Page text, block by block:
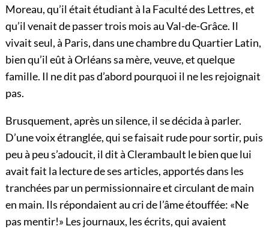
Moreau, qu’il était étudiant à la Faculté des Lettres, et
qu’il venait de passer trois mois au Val-de-Grâce. Il
vivait seul, à Paris, dans une chambre du Quartier Latin,
bien qu’il eût à Orléans sa mère, veuve, et quelque
famille. Il ne dit pas d’abord pourquoi il ne les rejoignait
pas.
Brusquement, après un silence, il se décida à parler.
D’une voix étranglée, qui se faisait rude pour sortir, puis
peu à peu s’adoucit, il dit à Clerambault le bien que lui
avait fait la lecture de ses articles, apportés dans les
tranchées par un permissionnaire et circulant de main
en main. Ils répondaient au cri de l’âme étouffée: «Ne
pas mentir!» Les journaux, les écrits, qui avaient